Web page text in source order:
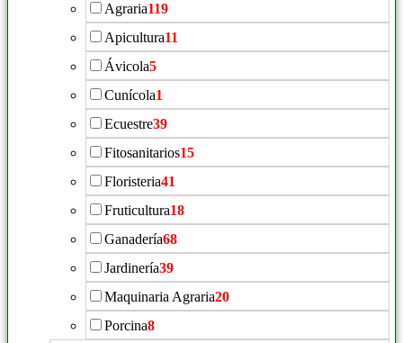
Agraria119
Apicultura11
Ávicola5
Cunícola1
Ecuestre39
Fitosanitarios15
Floristeria41
Fruticultura18
Ganadería68
Jardinería39
Maquinaria Agraria20
Porcina8